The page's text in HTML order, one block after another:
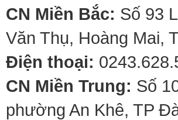
CN Miền Bắc: Số 93
Văn Thụ, Hoàng Mai,
Điện thoại:
CN Miền Trung: Số
phường An Khê, TP